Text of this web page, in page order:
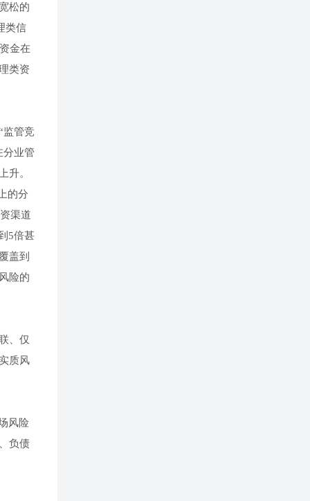
松的
类信
金在
类资
监管竞
分业管
升。
的分
渠道
5倍甚
盖到
险的
、仅
质风
风险
负债